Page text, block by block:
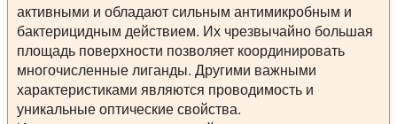
активными и обладают сильным антимикробным и
бактерицидным действием. Их чрезвычайно большая
площадь поверхности позволяет координировать
многочисленные лиганды. Другими важными
характеристиками являются проводимость и
уникальные оптические свойства.